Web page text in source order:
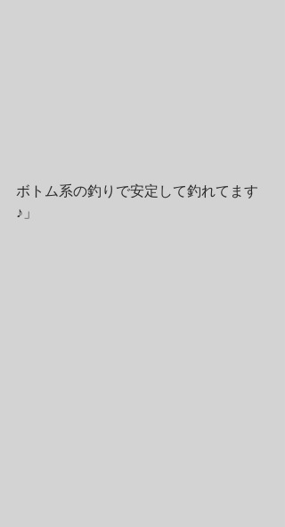
ボトム系の釣りで安定して釣れてます
♪」